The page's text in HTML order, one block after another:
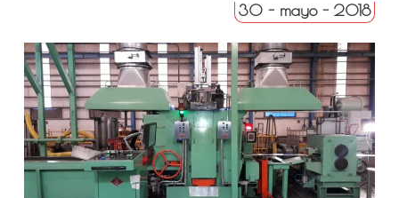
30 - mayo - 2018